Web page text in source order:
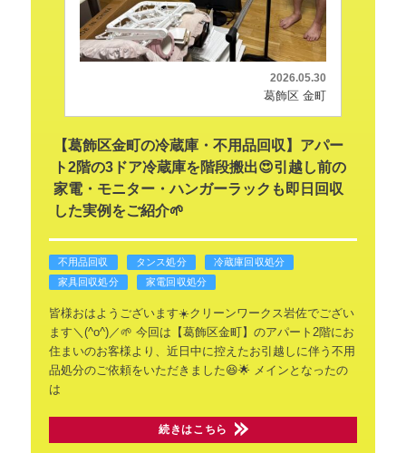
2026.05.30
葛飾区 金町
【葛飾区金町の冷蔵庫・不用品回収】アパー
ト2階の3ドア冷蔵庫を階段搬出😍引越し前の
家電・モニター・ハンガーラックも即日回収
した実例をご紹介🌱
不用品回収 タンス処分
冷蔵庫回収処分
家具回収処分
家電回収処分
皆様おはようございます☀️クリーンワークス岩佐でござい
ます＼(^o^)／🌱 今回は【葛飾区金町】のアパート2階にお
住まいのお客様より、近日中に控えたお引越しに伴う不用
品処分のご依頼をいただきました😆🌟 メインとなったの
は
続きはこちら